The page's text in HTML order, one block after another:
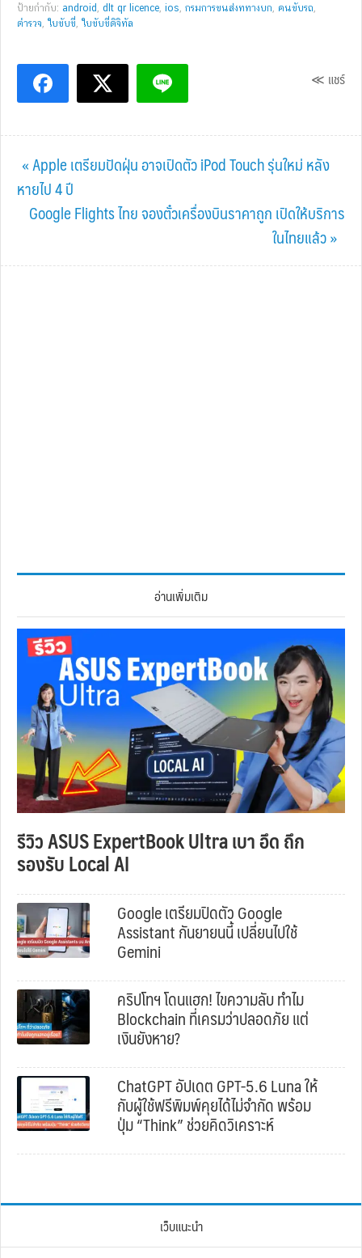
ป้ายกำกับ: android dlt qr licence ios กรมการขนส่งททางบก คนขับรถ
ตำรวจ ใบขับขี่ ใบขับขี่ดิจิทัล
≪ แชร์
Previous
Post:
« Apple เตรียมปัดฝุ่น อาจเปิดตัว iPod Touch รุ่นใหม่ หลัง
หายไป 4 ปี
Next
Google Flights ไทย จองตั๋วเครื่องบินราคาถูก เปิดให้บริการ
ในไทยแล้ว »
อ่านเพิ่มเติม
รีวิว ASUS ExpertBook Ultra เบา อึด ถึก
รองรับ Local AI
Google เตรียมปิดตัว Google
Assistant กันยายนนี้ เปลี่ยนไปใช้
Gemini
คริปโทฯ โดนแฮก! ไขความลับ ทำไม
Blockchain ที่เครมว่าปลอดภัย แต่
เงินยังหาย?
ChatGPT อัปเดต GPT-5.6 Luna ให้
กับผู้ใช้ฟรีพิมพ์คุยได้ไม่จำกัด พร้อม
ปุ่ม “Think” ช่วยคิดวิเคราะห์
เว็บแนะนำ